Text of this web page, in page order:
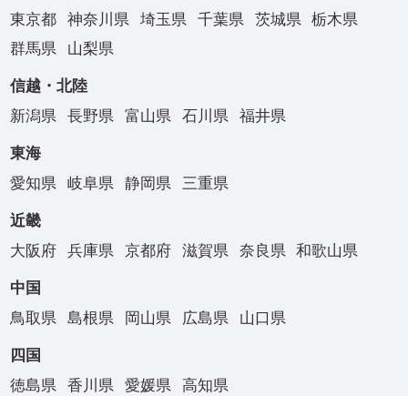
東京都
神奈川県 埼玉県 千葉県 茨城県
栃木県
群馬県
山梨県
信越・北陸
新潟県
長野県 富山県 石川県 福井県
東海
愛知県
岐阜県 静岡県 三重県
近畿
大阪府
兵庫県 京都府 滋賀県 奈良県 和歌山県
中国
鳥取県
島根県 岡山県 広島県 山口県
四国
徳島県
香川県 愛媛県 高知県